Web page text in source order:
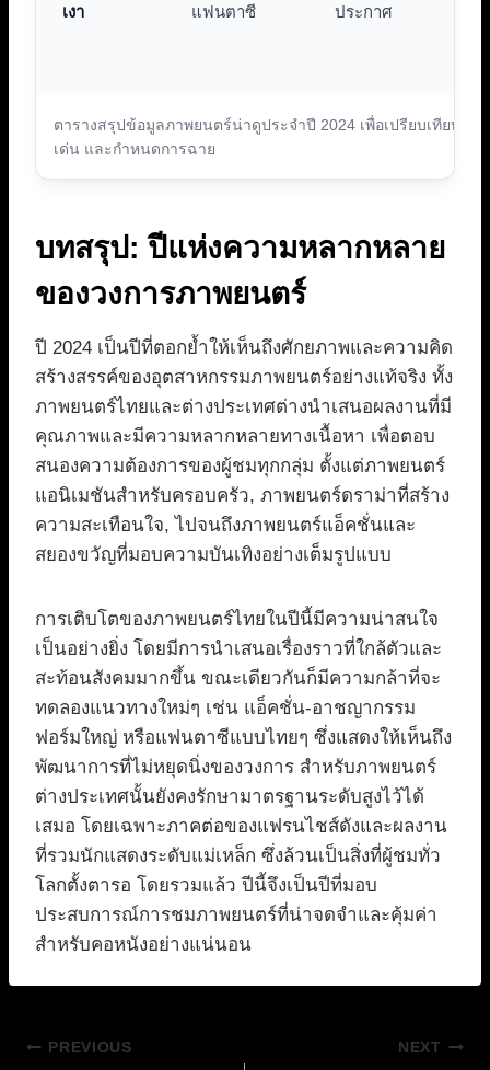
ตารางสรุปข้อมูลภาพยนตร์น่าดูประจำปี 2024 เพื่อเปรียบเทียบแน
เด่น และกำหนดการฉาย
เงา
แฟนตาซี
ประกาศ
บทสรุป: ปีแห่งความหลากหลาย
ของวงการภาพยนตร์
ปี 2024 เป็นปีที่ตอกย้ำให้เห็นถึงศักยภาพและความคิด
สร้างสรรค์ของอุตสาหกรรมภาพยนตร์อย่างแท้จริง ทั้ง
ภาพยนตร์ไทยและต่างประเทศต่างนำเสนอผลงานที่มี
คุณภาพและมีความหลากหลายทางเนื้อหา เพื่อตอบ
สนองความต้องการของผู้ชมทุกกลุ่ม ตั้งแต่ภาพยนตร์
แอนิเมชันสำหรับครอบครัว, ภาพยนตร์ดราม่าที่สร้าง
ความสะเทือนใจ, ไปจนถึงภาพยนตร์แอ็คชั่นและ
สยองขวัญที่มอบความบันเทิงอย่างเต็มรูปแบบ
การเติบโตของภาพยนตร์ไทยในปีนี้มีความน่าสนใจ
เป็นอย่างยิ่ง โดยมีการนำเสนอเรื่องราวที่ใกล้ตัวและ
สะท้อนสังคมมากขึ้น ขณะเดียวกันก็มีความกล้าที่จะ
ทดลองแนวทางใหม่ๆ เช่น แอ็คชั่น-อาชญากรรม
ฟอร์มใหญ่ หรือแฟนตาซีแบบไทยๆ ซึ่งแสดงให้เห็นถึง
พัฒนาการที่ไม่หยุดนิ่งของวงการ สำหรับภาพยนตร์
ต่างประเทศนั้นยังคงรักษามาตรฐานระดับสูงไว้ได้
เสมอ โดยเฉพาะภาคต่อของแฟรนไชส์ดังและผลงาน
ที่รวมนักแสดงระดับแม่เหล็ก ซึ่งล้วนเป็นสิ่งที่ผู้ชมทั่ว
โลกตั้งตารอ โดยรวมแล้ว ปีนี้จึงเป็นปีที่มอบ
ประสบการณ์การชมภาพยนตร์ที่น่าจดจำและคุ้มค่า
สำหรับคอหนังอย่างแน่นอน
แนะแนว
PREVIOUS NEXT